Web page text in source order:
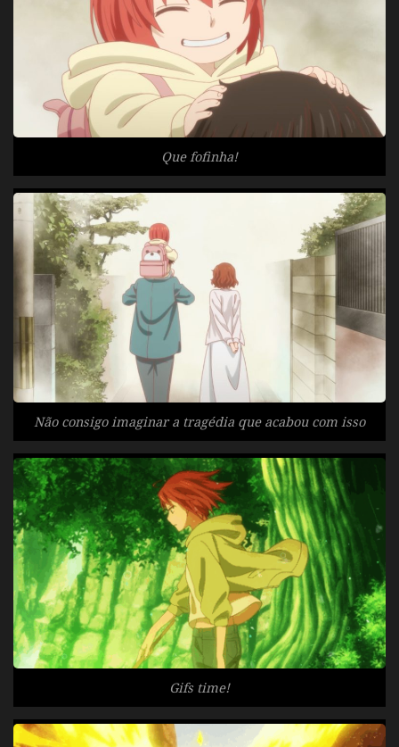
Que fofinha!
Não consigo imaginar a tragédia que acabou com isso
Gifs time!